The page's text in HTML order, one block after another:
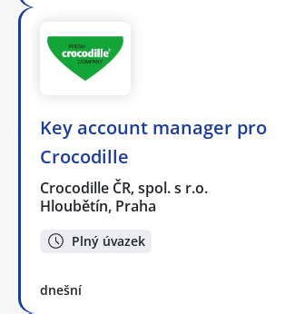
Key account manager pro
Crocodille
Crocodille ČR, spol. s r.o.
Hloubětín, Praha
Plný úvazek
dnešní